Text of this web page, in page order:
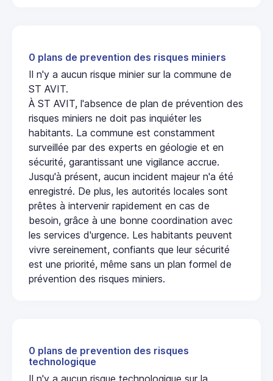
0 plans de prevention des risques miniers
Il n'y a aucun risque minier sur la commune de
ST AVIT.
À ST AVIT, l'absence de plan de prévention des
risques miniers ne doit pas inquiéter les
habitants. La commune est constamment
surveillée par des experts en géologie et en
sécurité, garantissant une vigilance accrue.
Jusqu'à présent, aucun incident majeur n'a été
enregistré. De plus, les autorités locales sont
prêtes à intervenir rapidement en cas de
besoin, grâce à une bonne coordination avec
les services d'urgence. Les habitants peuvent
vivre sereinement, confiants que leur sécurité
est une priorité, même sans un plan formel de
prévention des risques miniers.
0 plans de prevention des risques
technologique
Il n'y a aucun risque technologique sur la